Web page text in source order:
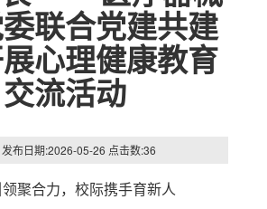
联合党建共建
心理健康教育
交流活动
布日期:2026-05-26 点击数:36
聚合力，校际携手育新人